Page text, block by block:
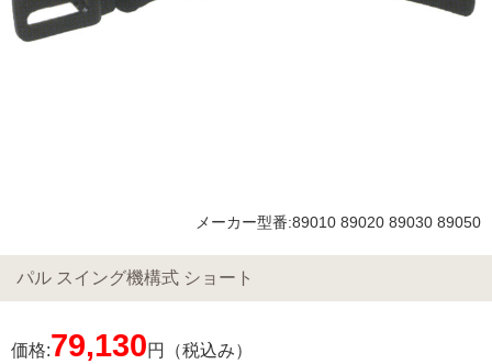
メーカー型番:89010 89020 89030 89050
パル スイング機構式 ショート
価格:79,130円（税込み）